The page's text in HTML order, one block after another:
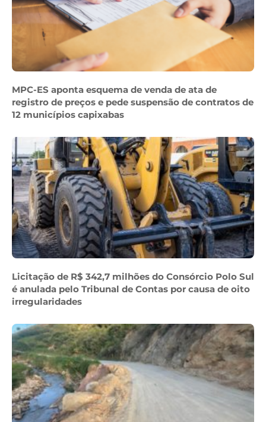
MPC-ES aponta esquema de venda de ata de
registro de preços e pede suspensão de contratos de
12 municípios capixabas
Licitação de R$ 342,7 milhões do Consórcio Polo Sul
é anulada pelo Tribunal de Contas por causa de oito
irregularidades